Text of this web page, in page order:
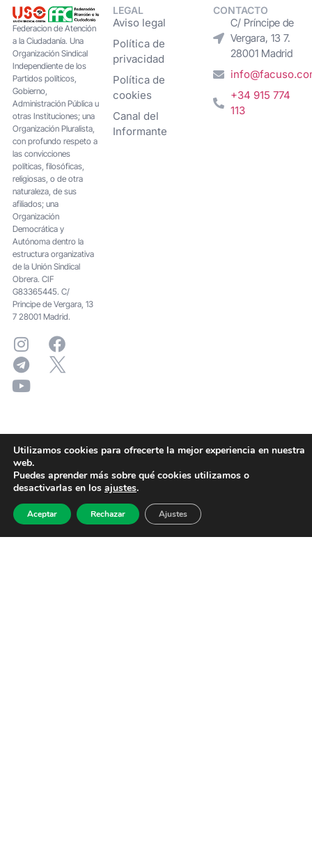
Federacion de Atención
a la Ciudadanía. Una
Organización Sindical
Independiente de los
Partidos políticos,
Gobierno,
Administración Pública u
otras Instituciones; una
Organización Pluralista,
con profundo respeto a
las convicciones
políticas, filosóficas,
religiosas, o de otra
naturaleza, de sus
afiliados; una
Organización
Democrática y
Autónoma dentro la
estructura organizativa
de la Unión Sindical
Obrera. CIF
G83365445. C/
Principe de Vergara, 13
7 28001 Madrid.
LEGAL
Aviso legal
Política de
privacidad
Política de
cookies
Canal del
Informante
CONTACTO
C/ Príncipe de
Vergara, 13 7.
28001 Madrid
+34 915 774
113
Utilizamos cookies para ofrecerte la mejor experiencia en nuestra
web.
Puedes aprender más sobre qué cookies utilizamos o
desactivarlas en los ajustes.
Aceptar Rechazar Ajustes